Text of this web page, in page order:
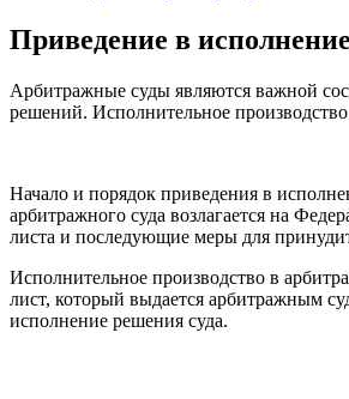
Приведение в
Арбитражные суды являются важной
решений. Исполнительное
Начало и порядок приведения в
арбитражного суда возлагается на
листа и последующие меры для
Исполнительное производство в
лист, который выдается арбитражным
исполнение решения суда.